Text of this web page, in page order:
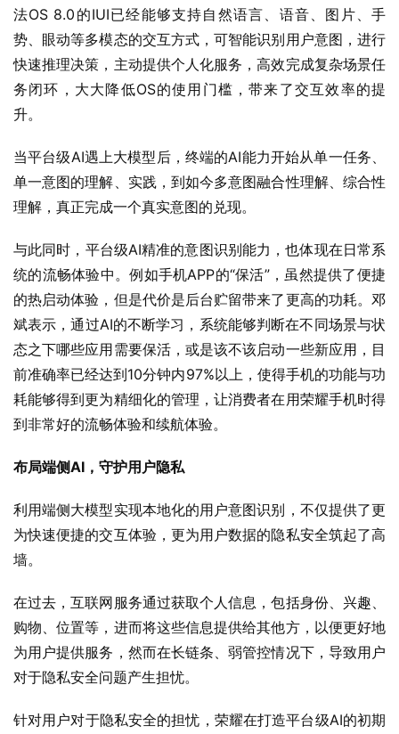
法OS 8.0的IUI已经能够支持自然语言、语音、图片、手
势、眼动等多模态的交互方式，可智能识别用户意图，进行
快速推理决策，主动提供个人化服务，高效完成复杂场景任
务闭环，大大降低OS的使用门槛，带来了交互效率的提
升。
当平台级AI遇上大模型后，终端的AI能力开始从单一任务、
单一意图的理解、实践，到如今多意图融合性理解、综合性
理解，真正完成一个真实意图的兑现。
与此同时，平台级AI精准的意图识别能力，也体现在日常系
统的流畅体验中。例如手机APP的“保活”，虽然提供了便捷
的热启动体验，但是代价是后台贮留带来了更高的功耗。邓
斌表示，通过AI的不断学习，系统能够判断在不同场景与状
态之下哪些应用需要保活，或是该不该启动一些新应用，目
前准确率已经达到10分钟内97%以上，使得手机的功能与功
耗能够得到更为精细化的管理，让消费者在用荣耀手机时得
到非常好的流畅体验和续航体验。
布局端侧AI，守护用户隐私
利用端侧大模型实现本地化的用户意图识别，不仅提供了更
为快速便捷的交互体验，更为用户数据的隐私安全筑起了高
墙。
在过去，互联网服务通过获取个人信息，包括身份、兴趣、
购物、位置等，进而将这些信息提供给其他方，以便更好地
为用户提供服务，然而在长链条、弱管控情况下，导致用户
对于隐私安全问题产生担忧。
针对用户对于隐私安全的担忧，荣耀在打造平台级AI的初期